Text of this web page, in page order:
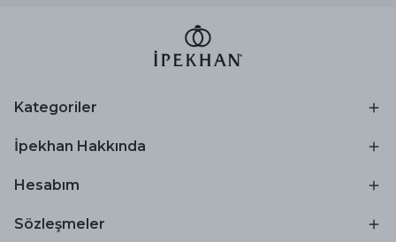
Kategoriler
İpekhan Hakkında
Hesabım
Sözleşmeler